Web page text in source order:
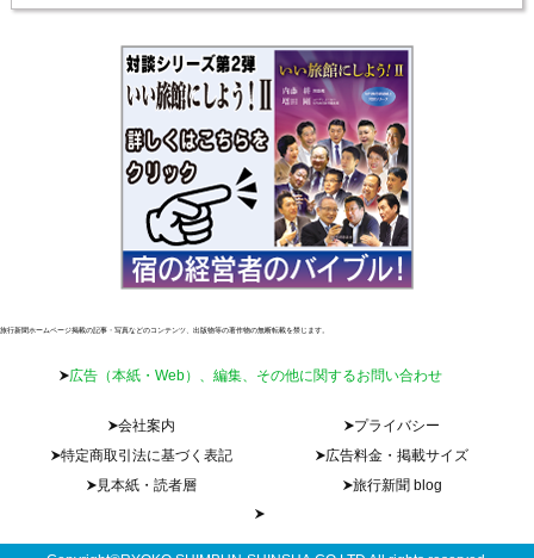
旅行新聞ホームページ掲載の記事・写真などのコンテンツ、出版物等の著作物の無断転載を禁じます。
広告（本紙・Web）、編集、その他に関するお問い合わせ
会社案内
プライバシー
特定商取引法に基づく表記
広告料金・掲載サイズ
見本紙・読者層
旅行新聞 blog